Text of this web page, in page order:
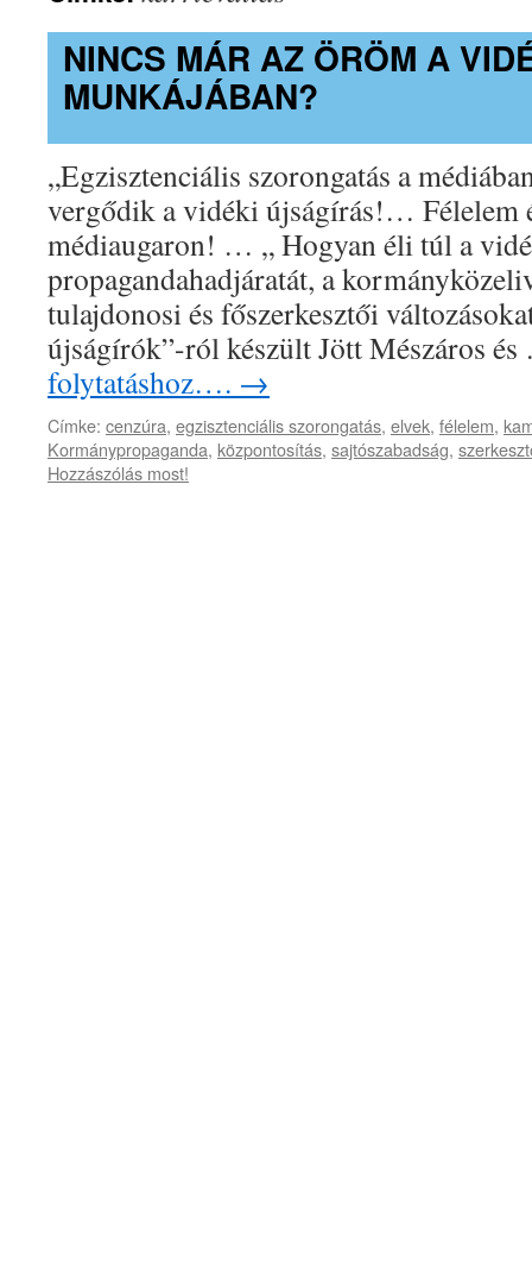
NINCS MÁR AZ ÖRÖM A
MUNKÁJÁBAN?
„Egzisztenciális szorongatás a
vergődik a vidéki újságírás!… Félelem
médiaugaron! … „ Hogyan éli túl a
propagandahadjáratát, a
tulajdonosi és főszerkesztői
újságírók”-ról készült Jött Mészáros
folytatáshoz…. →
Címke: cenzúra, egzisztenciális szorongatás, elvek, félelem,
Kormánypropaganda, központosítás, sajtószabadság,
Hozzászólás most!